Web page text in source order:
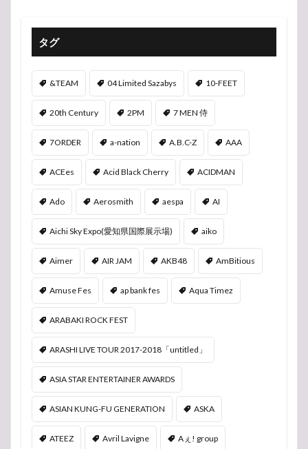
タグ
&TEAM 04 Limited Sazabys 10-FEET
20th Century 2PM 7 MEN 侍
7ORDER a-nation A.B.C-Z AAA
ACEes Acid Black Cherry ACIDMAN
Ado Aerosmith aespa AI
Aichi Sky Expo(愛知県国際展示場) aiko
Aimer AIR JAM AKB48 AmBitious
Amuse Fes ap bank fes Aqua Timez
ARABAKI ROCK FEST
ARASHI LIVE TOUR 2017-2018「untitled」
ASIA STAR ENTERTAINER AWARDS
ASIAN KUNG-FU GENERATION ASKA
ATEEZ Avril Lavigne Aぇ! group